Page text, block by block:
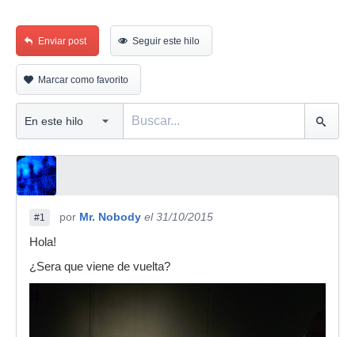
Enviar post Seguir este hilo
Marcar como favorito
#1 por Mr. Nobody el 31/10/2015
Hola!
¿Sera que viene de vuelta?